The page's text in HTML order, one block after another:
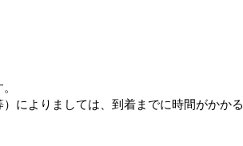
によりましては、到着までに時間がかかる